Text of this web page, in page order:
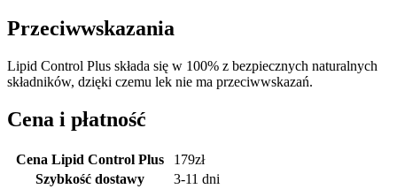
Przeciwwskazania
Lipid Control Plus składa się w 100% z bezpiecznych naturalnych
składników, dzięki czemu lek nie ma przeciwwskazań.
Cena i płatność
Cena Lipid Control Plus 179zł
Szybkość dostawy
3-11 dni